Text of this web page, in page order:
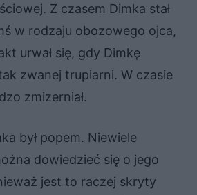
Z czasem Dimka stał
w rodzaju obozowego ojca,
urwał się, gdy Dimkę
zwanej trupiarni. W czasie
zmizerniał.
był popem. Niewiele
dowiedzieć się o jego
jest to raczej skryty